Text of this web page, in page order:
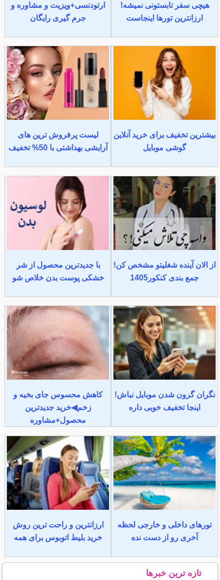
هیچی سفر تابستونی نمیشه!
ارزانترین تورها اینجاست
ارتودنسی+ویزیت و مشاوره و
جرم گیری رایگان
بیشترین تخفیف برای خرید آنلاین
گوشی موبایل
لیست پرفروش ترین های
آرایشی بهداشتی با 50% تخفیف
از الان آینده شغلیتو مشخص کن!
جمع بندی کنکور1405
با جدیدترین محصول از شر
خشکی پوست بدن خلاص شو
نگران گرون شدن موبایل نباش!
اینجا تخفیف خوبی داره
کاهش محسوس جای بخیه و
زخم◀خرید جدیدترین
محصول+مشاوره
تورهای داخلی و خارجی لحظه
آخری رو از دست نده
ارزانترین و راحت ترین روش
خرید بلیط اتوبوس برای همه
تازه ترین خبرها